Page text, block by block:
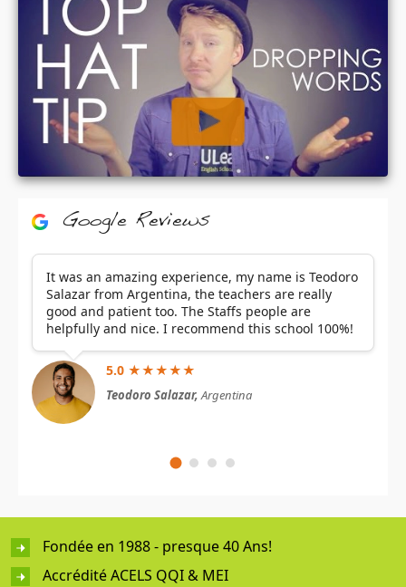
Google Reviews
It was an amazing experience, my name is Teodoro
Salazar from Argentina, the teachers are really
good and patient too. The Staffs people are
helpfully and nice. I recommend this school 100%!
5.0 ★★★★★
Teodoro Salazar,Argentina
Fondée en 1988 - presque 40 Ans!
Accrédité ACELS QQI & MEI